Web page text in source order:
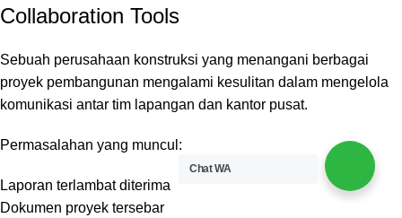
Collaboration Tools
Sebuah perusahaan konstruksi yang menangani berbagai
proyek pembangunan mengalami kesulitan dalam mengelola
komunikasi antar tim lapangan dan kantor pusat.
Permasalahan yang muncul:
Laporan terlambat diterima
Dokumen proyek tersebar
Chat WA